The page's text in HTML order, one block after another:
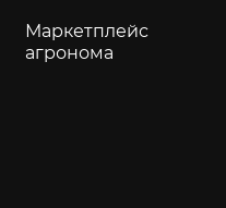
Маркетплейс
агронома